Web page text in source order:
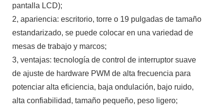
pantalla LCD);
2, apariencia: escritorio, torre o 19 pulgadas de tamaño
estandarizado, se puede colocar en una variedad de
mesas de trabajo y marcos;
3, ventajas: tecnología de control de interruptor suave
de ajuste de hardware PWM de alta frecuencia para
potenciar alta eficiencia, baja ondulación, bajo ruido,
alta confiabilidad, tamaño pequeño, peso ligero;